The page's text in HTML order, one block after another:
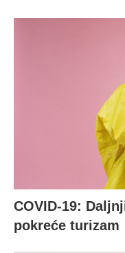
COVID-19:
pokreće turizam